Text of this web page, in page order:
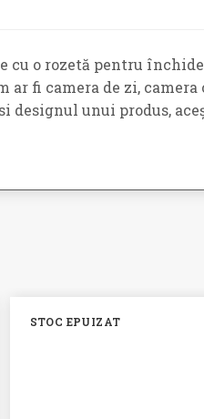
cu o rozetă pentru
fi camera de zi,
unui produs,
STOC EPUIZAT